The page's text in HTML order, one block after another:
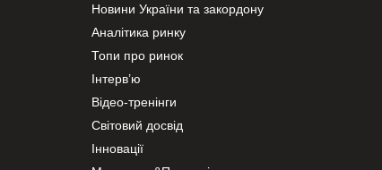
Новини України та закордону
Аналітика ринку
Топи про ринок
Інтерв’ю
Відео-тренінги
Світовий досвід
Інновації